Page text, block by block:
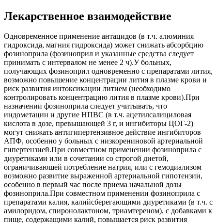
Лекарственное взаимодействие
Одновременное применение антацидов (в т.ч. алюминия
гидроксида, магния гидроксида) может снижать абсорбцию
фозиноприла (фозиноприл и указанные средства следует
принимать с интервалом не менее 2 ч).У больных,
получающих фозиноприл одновременно с препаратами лития,
возможно повышение концентрации лития в плазме крови и
риск развития интоксикации литием (необходимо
контролировать концентрацию лития в плазме крови).При
назначении фозиноприла следует учитывать, что
индометацин и другие НПВС (в т.ч. ацетилсалициловая
кислота в дозе, превышающей 3 г, и ингибиторы ЦОГ-2)
могут снижать антигипертензивное действие ингибиторов
АПФ, особенно у больных с низкорениновой артериальной
гипертензией.При совместном применении фозиноприла с
диуретиками или в сочетании со строгой диетой,
ограничивающей потребление натрия, или с гемодиализом
возможно развитие выраженной артериальной гипотензии,
особенно в первый час после приема начальной дозы
фозиноприла.При совместном применении фозиноприла с
препаратами калия, калийсберегающими диуретиками (в т.ч. с
амилоридом, спиронолактоном, триамтереном), с добавками к
пище, содержащими калий, повышается риск развития